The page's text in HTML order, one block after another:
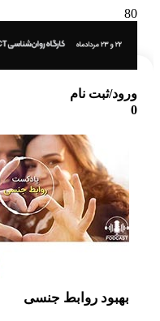
ورود/ثبت نام
بهبود روابط جنسی